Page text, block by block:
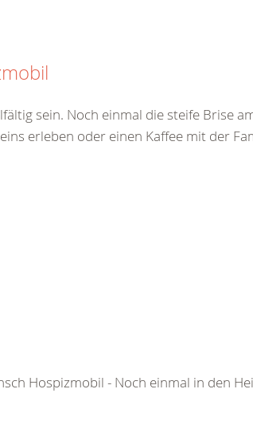
sein. Noch einmal die steife Brise
erleben oder einen Kaffee mit der
Hospizmobil - Noch einmal in den